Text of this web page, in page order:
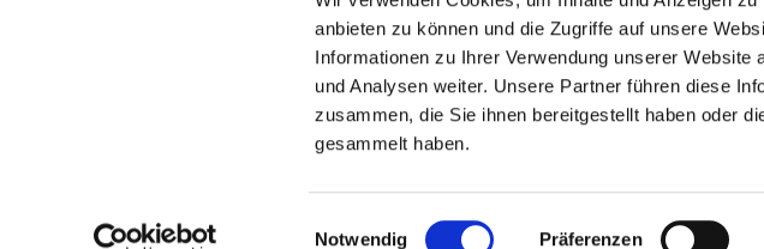
anbieten zu können und die Zugriffe auf unsere
Informationen zu Ihrer Verwendung unserer
und Analysen weiter. Unsere Partner führen diese
zusammen, die Sie ihnen bereitgestellt haben oder
gesammelt haben.
Einwilligungsauswahl
Notwendig Präferenzen